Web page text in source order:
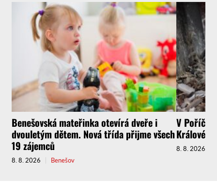
Benešovská mateřinka otevírá dveře i
dvouletým dětem. Nová třída přijme všech
19 zájemců
8. 8. 2026 Benešov
V Poříčí
Králové
8. 8. 2026